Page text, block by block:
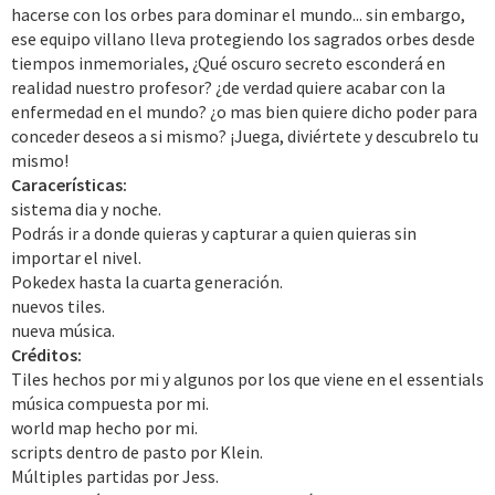
hacerse con los orbes para dominar el mundo... sin embargo,
ese equipo villano lleva protegiendo los sagrados orbes desde
tiempos inmemoriales, ¿Qué oscuro secreto esconderá en
realidad nuestro profesor? ¿de verdad quiere acabar con la
enfermedad en el mundo? ¿o mas bien quiere dicho poder para
conceder deseos a si mismo? ¡Juega, diviértete y descubrelo tu
mismo!
Caracerísticas:
sistema dia y noche.
Podrás ir a donde quieras y capturar a quien quieras sin
importar el nivel.
Pokedex hasta la cuarta generación.
nuevos tiles.
nueva música.
Créditos:
Tiles hechos por mi y algunos por los que viene en el essentials
música compuesta por mi.
world map hecho por mi.
scripts dentro de pasto por Klein.
Múltiples partidas por Jess.